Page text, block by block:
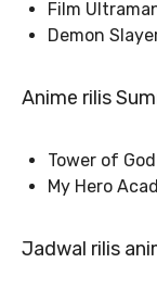
Film
Demon
Anime rilis
Tower of God
My Hero
Jadwal rilis